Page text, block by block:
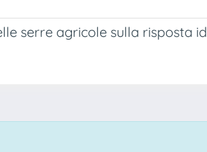
serre agricole sulla risposta